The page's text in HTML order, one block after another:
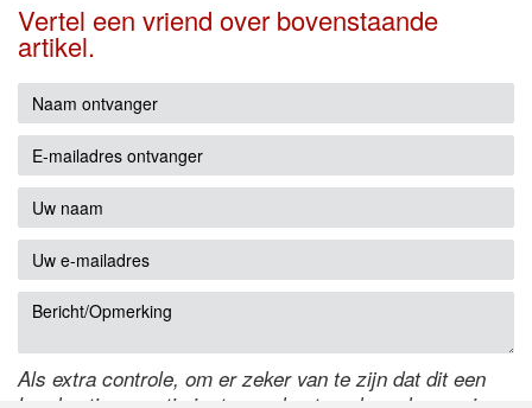
Vertel een vriend over bovenstaande
artikel.
Als extra controle, om er zeker van te zijn dat dit een